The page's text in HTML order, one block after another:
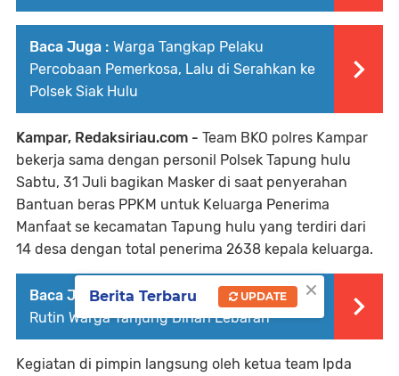
Baca Juga : Warga Tangkap Pelaku
Percobaan Pemerkosa, Lalu di Serahkan ke
Polsek Siak Hulu
Kampar, Redaksiriau.com - Team BKO polres Kampar
bekerja sama dengan personil Polsek Tapung hulu
Sabtu, 31 Juli bagikan Masker di saat penyerahan
Bantuan beras PPKM untuk Keluarga Penerima
Manfaat se kecamatan Tapung hulu yang terdiri dari
14 desa dengan total penerima 2638 kepala keluarga.
Baca Juga : " Jalang Menjalang" Kegiatan
Rutin Warga Tanjung Dihari Lebaran
Kegiatan di pimpin langsung oleh ketua team Ipda
×
Berita Terbaru UPDATE